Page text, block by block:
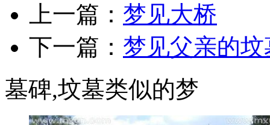
上一篇： 梦见大桥
下一篇： 梦见父亲的坟
墓碑,坟墓类似的梦